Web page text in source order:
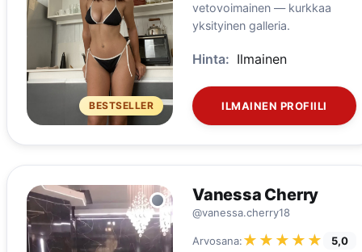
BESTSELLER
vetovoimainen — kurkkaa
yksityinen galleria.
Hinta: Ilmainen
ILMAINEN PROFIILI
Vanessa Cherry
@vanessa.cherry18
Arvosana:★★★★★
★★★★★ 5,0